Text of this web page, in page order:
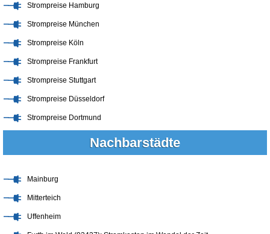
Strompreise Hamburg
Strompreise München
Strompreise Köln
Strompreise Frankfurt
Strompreise Stuttgart
Strompreise Düsseldorf
Strompreise Dortmund
Nachbarstädte
Mainburg
Mitterteich
Uffenheim